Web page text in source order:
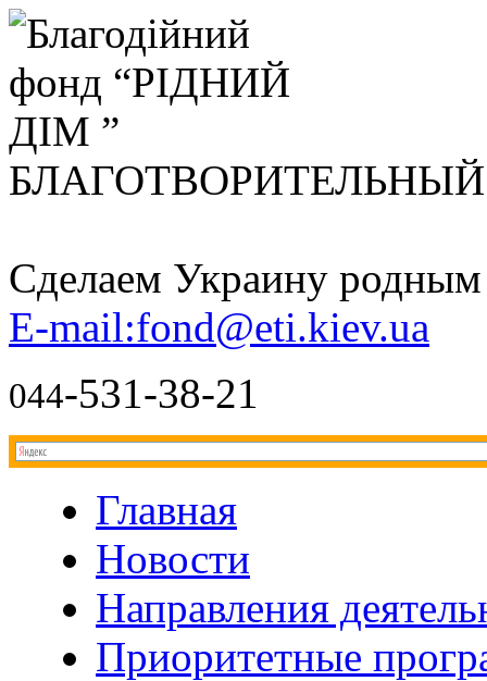
Сделаем Украину родным
E-mail:fond@eti.kiev.ua
044-531-38-21
Главная
Новости
Направления
Приоритетные